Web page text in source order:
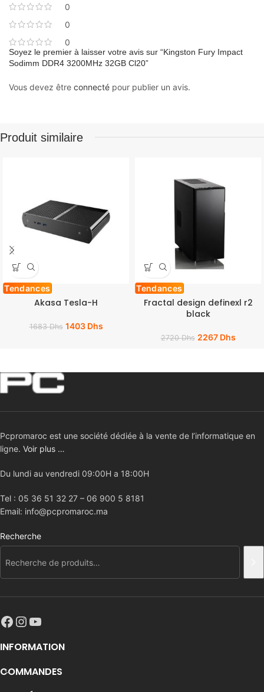
0
0
0
Soyez le premier à laisser votre avis sur “Kingston Fury Impact
Sodimm DDR4 3200MHz 32GB Cl20”
Vous devez être connecté pour publier un avis.
Produit similaire
Tendances
Akasa Tesla-H
1683Dhs 1403 Dhs
Tendances
Fractal design definexl r2
black
2720Dhs 2267 Dhs
Pcpromaroc est une société dédiée à la vente de l’informatique en
ligne. Voir plus …
Du lundi au vendredi 09:00H a 18:00H
Tel : 05 36 51 32 27 – 06 900 5 8181
Email: info@pcpromaroc.ma
Recherche
INFORMATION
COMMANDES